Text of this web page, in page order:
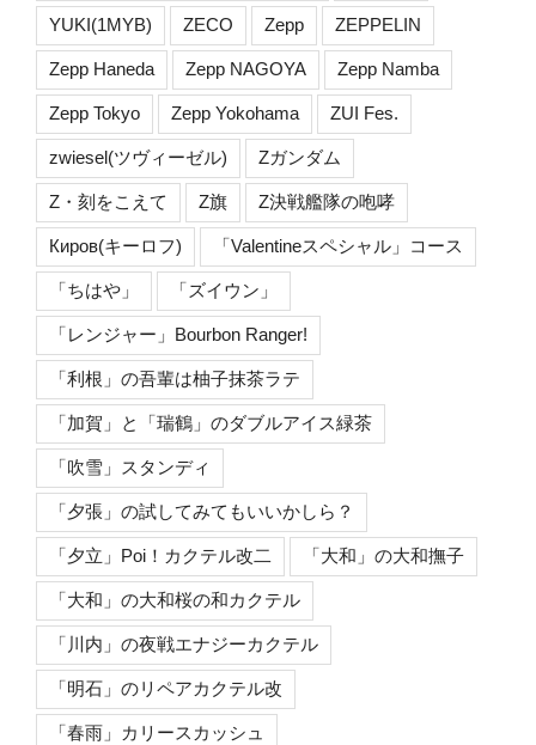
YUKI(1MYB) ZECO Zepp ZEPPELIN
Zepp Haneda Zepp NAGOYA Zepp Namba
Zepp Tokyo Zepp Yokohama ZUI Fes.
zwiesel(ツヴィーゼル) Zガンダム
Z・刻をこえて Z旗 Z決戦艦隊の咆哮
Киров(キーロフ) 「Valentineスペシャル」コース
「ちはや」 「ズイウン」
「レンジャー」Bourbon Ranger!
「利根」の吾輩は柚子抹茶ラテ
「加賀」と「瑞鶴」のダブルアイス緑茶
「吹雪」スタンディ
「夕張」の試してみてもいいかしら？
「夕立」Poi！カクテル改二 「大和」の大和撫子
「大和」の大和桜の和カクテル
「川内」の夜戦エナジーカクテル
「明石」のリペアカクテル改
「春雨」カリースカッシュ